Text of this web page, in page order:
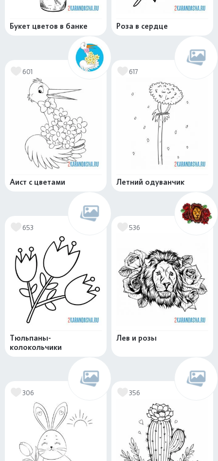
Букет цветов в банке Роза в сердце
601
Аист с цветами
617
Летний одуванчик
653
Тюльпаны-
колокольчики
536
Лев и розы
306 356